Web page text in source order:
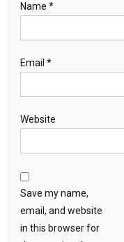
Name *
Email *
Website
Save my name,
email, and website
in this browser for